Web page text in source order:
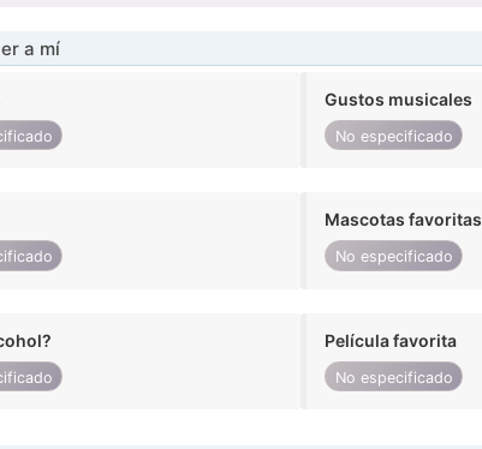
a mí
Gustos musicales
No especificado
Mascotas favoritas
No especificado
Película favorita
No especificado